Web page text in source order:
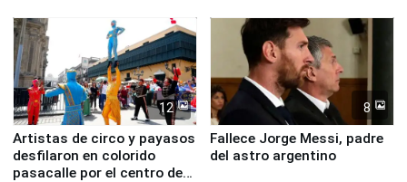
12
Artistas de circo y payasos
desfilaron en colorido
pasacalle por el centro de
8
Fallece Jorge Messi, padre
del astro argentino